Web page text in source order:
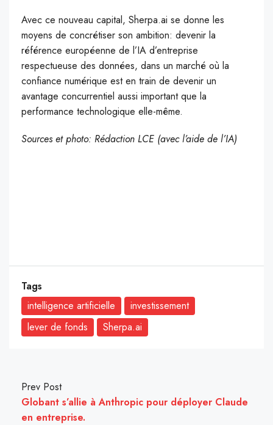
Avec ce nouveau capital, Sherpa.ai se donne les
moyens de concrétiser son ambition: devenir la
référence européenne de l’IA d’entreprise
respectueuse des données, dans un marché où la
confiance numérique est en train de devenir un
avantage concurrentiel aussi important que la
performance technologique elle-même.
Sources et photo: Rédaction LCE (avec l’aide de l’IA)
Tags
intelligence artificielle
investissement
lever de fonds
Sherpa.ai
Prev Post
Globant s’allie à Anthropic pour déployer Claude
en entreprise.